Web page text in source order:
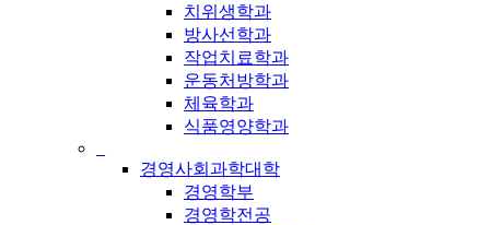
치위생학과
방사선학과
작업치료학과
운동처방학과
체육학과
식품영양학과
경영사회과학대학
경영학부
경영학전공